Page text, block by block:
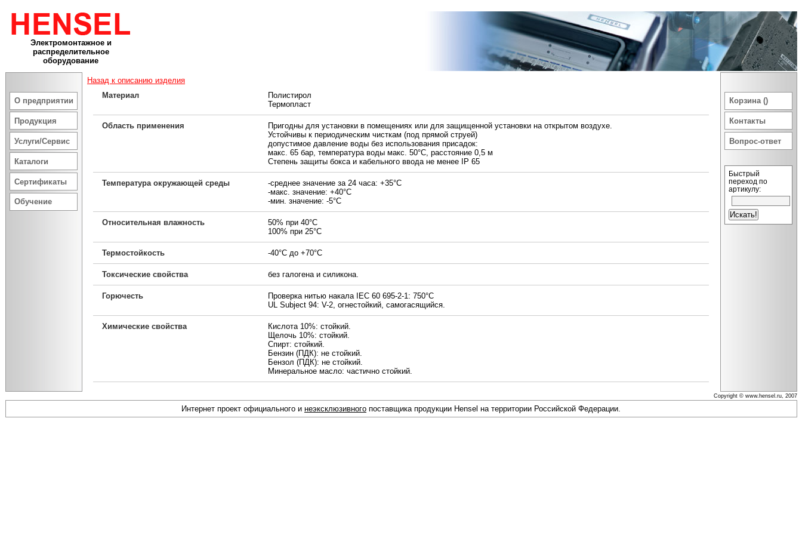
Электромонтажное и
распределительное
оборудование
О предприятии
Продукция
Услуги/Сервис
Каталоги
Сертификаты
Обучение
Назад к описанию изделия
Материал
Полистирол
Термопласт
Область применения
Пригодны для установки в помещениях или для защищенной установки на открытом воздухе.
Устойчивы к периодическим чисткам (под прямой струей)
допустимое давление воды без использования присадок:
макс. 65 бар, температура воды макс. 50°С, расстояние 0,5 м
Степень защиты бокса и кабельного ввода не менее IP 65
Температура окружающей среды
-среднее значение за 24 часа: +35°С
-макс. значение: +40°С
-мин. значение: -5°С
Относительная влажность
50% при 40°С
100% при 25°С
Термостойкость -40°С до +70°С
Токсические свойства без галогена и силикона.
Горючесть
Проверка нитью накала IEC 60 695-2-1: 750°С
UL Subject 94: V-2, огнестойкий, самогасящийся.
Химические свойства
Кислота 10%: стойкий.
Щелочь 10%: стойкий.
Спирт: стойкий.
Бензин (ПДК): не стойкий.
Бензол (ПДК): не стойкий.
Минеральное масло: частично стойкий.
Корзина ()
Контакты
Вопрос-ответ
Быстрый
переход по
артикулу:
Copyright © www.hensel.ru, 2007
Интернет проект официального и неэксклюзивного поставщика продукции Hensel на территории Российской Федерации.